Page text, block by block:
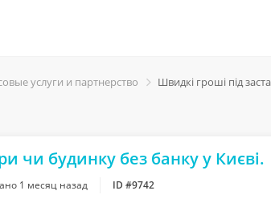
услуги и партнерство Швидкі гроші під
чи будинку без банку у Києві.
1 месяц назад ID #9742